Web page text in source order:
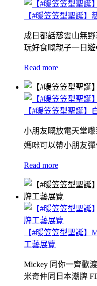
【#暖笠笠型聖誕】
成日都話慈雲山無
玩好食嘅親子一日遊
Read more
【#暖笠笠型聖誕】
小朋友嘅放電天堂
媽咪可以帶小朋友
Read more
【#暖笠笠型聖誕】
工藝展覽
Mickey 同你一齊歡
米奇仲同日本潮牌